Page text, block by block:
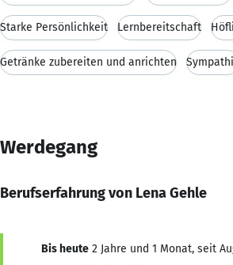
Starke Persönlichkeit Lernbereitschaft
Getränke zubereiten und anrichten
Werdegang
Berufserfahrung von Lena Gehle
Bis heute 2 Jahre und 1 Monat, seit